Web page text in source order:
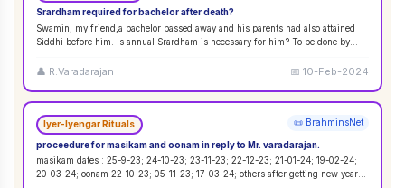
Srardham required for bachelor after death?
Swamin, my friend,a bachelor passed away and his parents had also attained
Siddhi before him. Is annual Srardham is necessary for him? To be done by
👤 R.Varadarajan 📅10-Feb-2024
Iyer-Iyengar Rituals 📜 BrahminsNet
proceedure for masikam and oonam in reply to Mr. varadarajan.
masikam dates : 25-9-23; 24-10-23; 23-11-23; 22-12-23; 21-01-24; 19-02-24;
20-03-24; oonam 22-10-23; 05-11-23; 17-03-24; others after getting new year...